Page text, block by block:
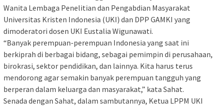
Wanita Lembaga Penelitian dan Pengabdian Masyarakat
Universitas Kristen Indonesia (UKI) dan DPP GAMKI yang
dimoderatori dosen UKI Eustalia Wigunawati.
“Banyak perempuan-perempuan Indonesia yang saat ini
berkiprah di berbagai bidang, sebagai pemimpin di perusahaan,
birokrasi, sektor pendidikan, dan lainnya. Kita harus terus
mendorong agar semakin banyak perempuan tangguh yang
berperan dalam keluarga dan masyarakat,” kata Sahat.
Senada dengan Sahat, dalam sambutannya, Ketua LPPM UKI